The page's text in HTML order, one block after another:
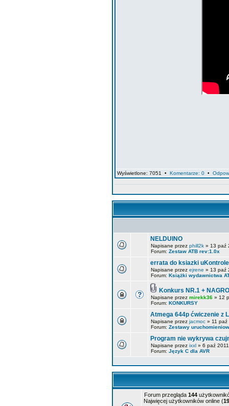
Wyświetlone: 7051 • Komentarze: 0 •
NELDUINO
Napisane przez phill2k » 13 paź
Forum: Zestaw ATB rev:1.0x
errata do ksiazki
Napisane przez ejrene » 13 paź
Forum: Książki wydawnictwa
Konkurs NR.1 +
Napisane przez mirekk36 » 12
Forum: KONKURSY
Atmega 644p ćwiczenie z
Napisane przez jacmoc » 11 paź
Forum: Zestawy
Program nie wykrywa
Napisane przez ixxl » 6 paź
Forum: Język C dla AVR
Forum przegląda 144
Najwięcej użytkowników online (